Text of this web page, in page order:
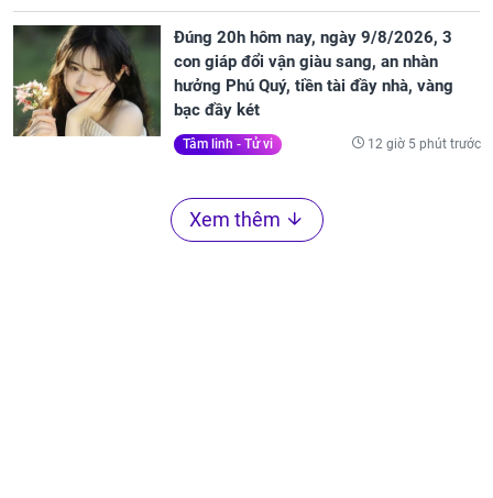
Đúng 20h hôm nay, ngày 9/8/2026, 3
con giáp đổi vận giàu sang, an nhàn
hưởng Phú Quý, tiền tài đầy nhà, vàng
bạc đầy két
Tâm linh - Tử vi 12 giờ 5 phút trước
Xem thêm